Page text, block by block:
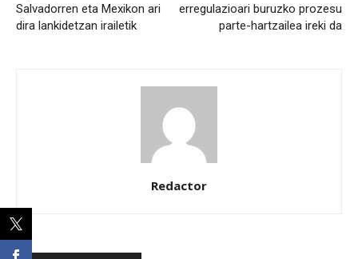
Salvadorren eta Mexikon ari
dira lankidetzan irailetik
erregulazioari buruzko prozesu
parte-hartzailea ireki da
Redactor